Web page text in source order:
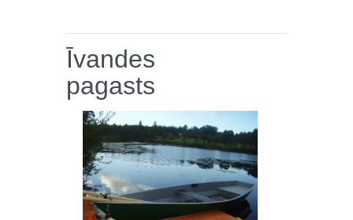
Īvandes
pagasts